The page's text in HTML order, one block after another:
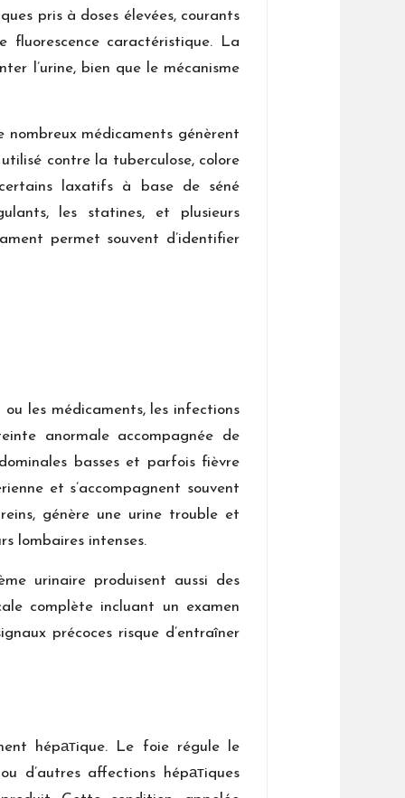
pris à doses élevées, courants
fluorescence caractéristique. La
l’urine, bien que le mécanisme
médicaments génèrent
contre la tuberculose, colore
laxatifs à base de séné
les statines, et plusieurs
permet souvent d’identifier
les médicaments, les infections
anormale accompagnée de
basses et parfois fièvre
et s’accompagnent souvent
génère une urine trouble et
lombaires intenses.
urinaire produisent aussi des
complète incluant un examen
précoces risque d’entraîner
hépатique. Le foie régule le
d’autres affections hépатiques